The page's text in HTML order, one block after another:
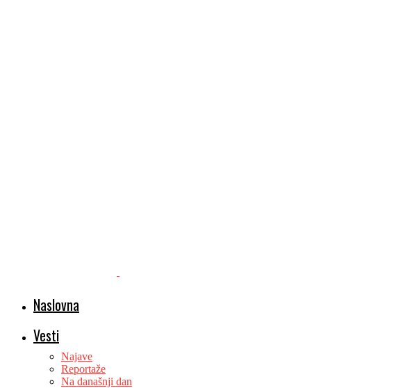
Naslovna
Vesti
Najave
Reportaže
Na današnji dan